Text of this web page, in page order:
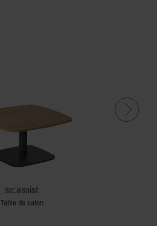
se:assist
Table de salon